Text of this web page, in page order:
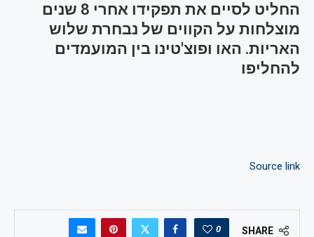
החליט לסיים את תפקידו אחרי 8 שנים
מוצלחות על הקווים של נבחרת שלוש
האריות. האו ופוצ'טינו בין המועמדים
להחליפו
Source link
SHARE
0